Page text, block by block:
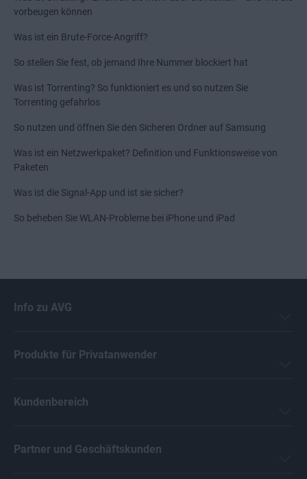
vorbeugen können
Was ist ein Brute-Force-Angriff?
So stellen Sie fest, ob jemand Ihre Nummer blockiert hat
Was ist Torrenting? So funktioniert es und so nutzen Sie
Torrenting gefahrlos
So nutzen und öffnen Sie den Sicheren Ordner auf Samsung
Was ist ein Netzwerkpaket? Definition und Funktionsweise von
Paketen
Was ist die Signal-App und ist sie sicher?
So beheben Sie WLAN-Probleme bei iPhone und iPad
Info zu AVG
Produkte für Privatanwender
Kundenbereich
Partner und Geschäftskunden